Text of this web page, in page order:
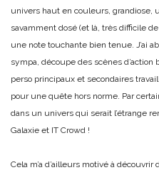
univers haut en couleurs, grandiose,
savamment dosé (et là, très difficile
une note touchante bien tenue. J’ai
sympa, découpe des scènes
perso principaux et secondaires
pour une quête hors norme. Par
dans un univers qui serait l’étrange
Galaxie et IT Crowd !
Cela m’a d’ailleurs motivé à découvrir